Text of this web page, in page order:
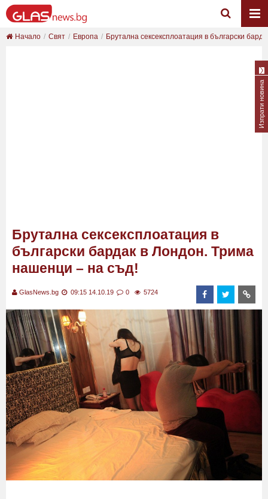
Начало Свят Европа Брутална сексексплоатация в български
Брутална сексексплоатация в
български бардак в Лондон. Трима
нашенци – на съд!
GlasNews.bg 09:15 14.10.19 0 5724
Изпрати новина